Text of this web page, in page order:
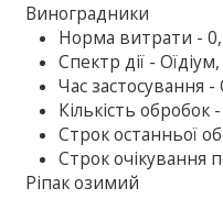
Виноградники
Норма витрати -
Спектр дії -
Час застосування
Кількість обробок
Строк останньої
Строк очікування
Ріпак озимий